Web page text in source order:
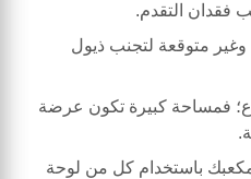
فقدان التقدم.
متوقعة لتجنب ذيول
فمساحة كبيرة تكون عرضة
باستخدام كل من لوحة